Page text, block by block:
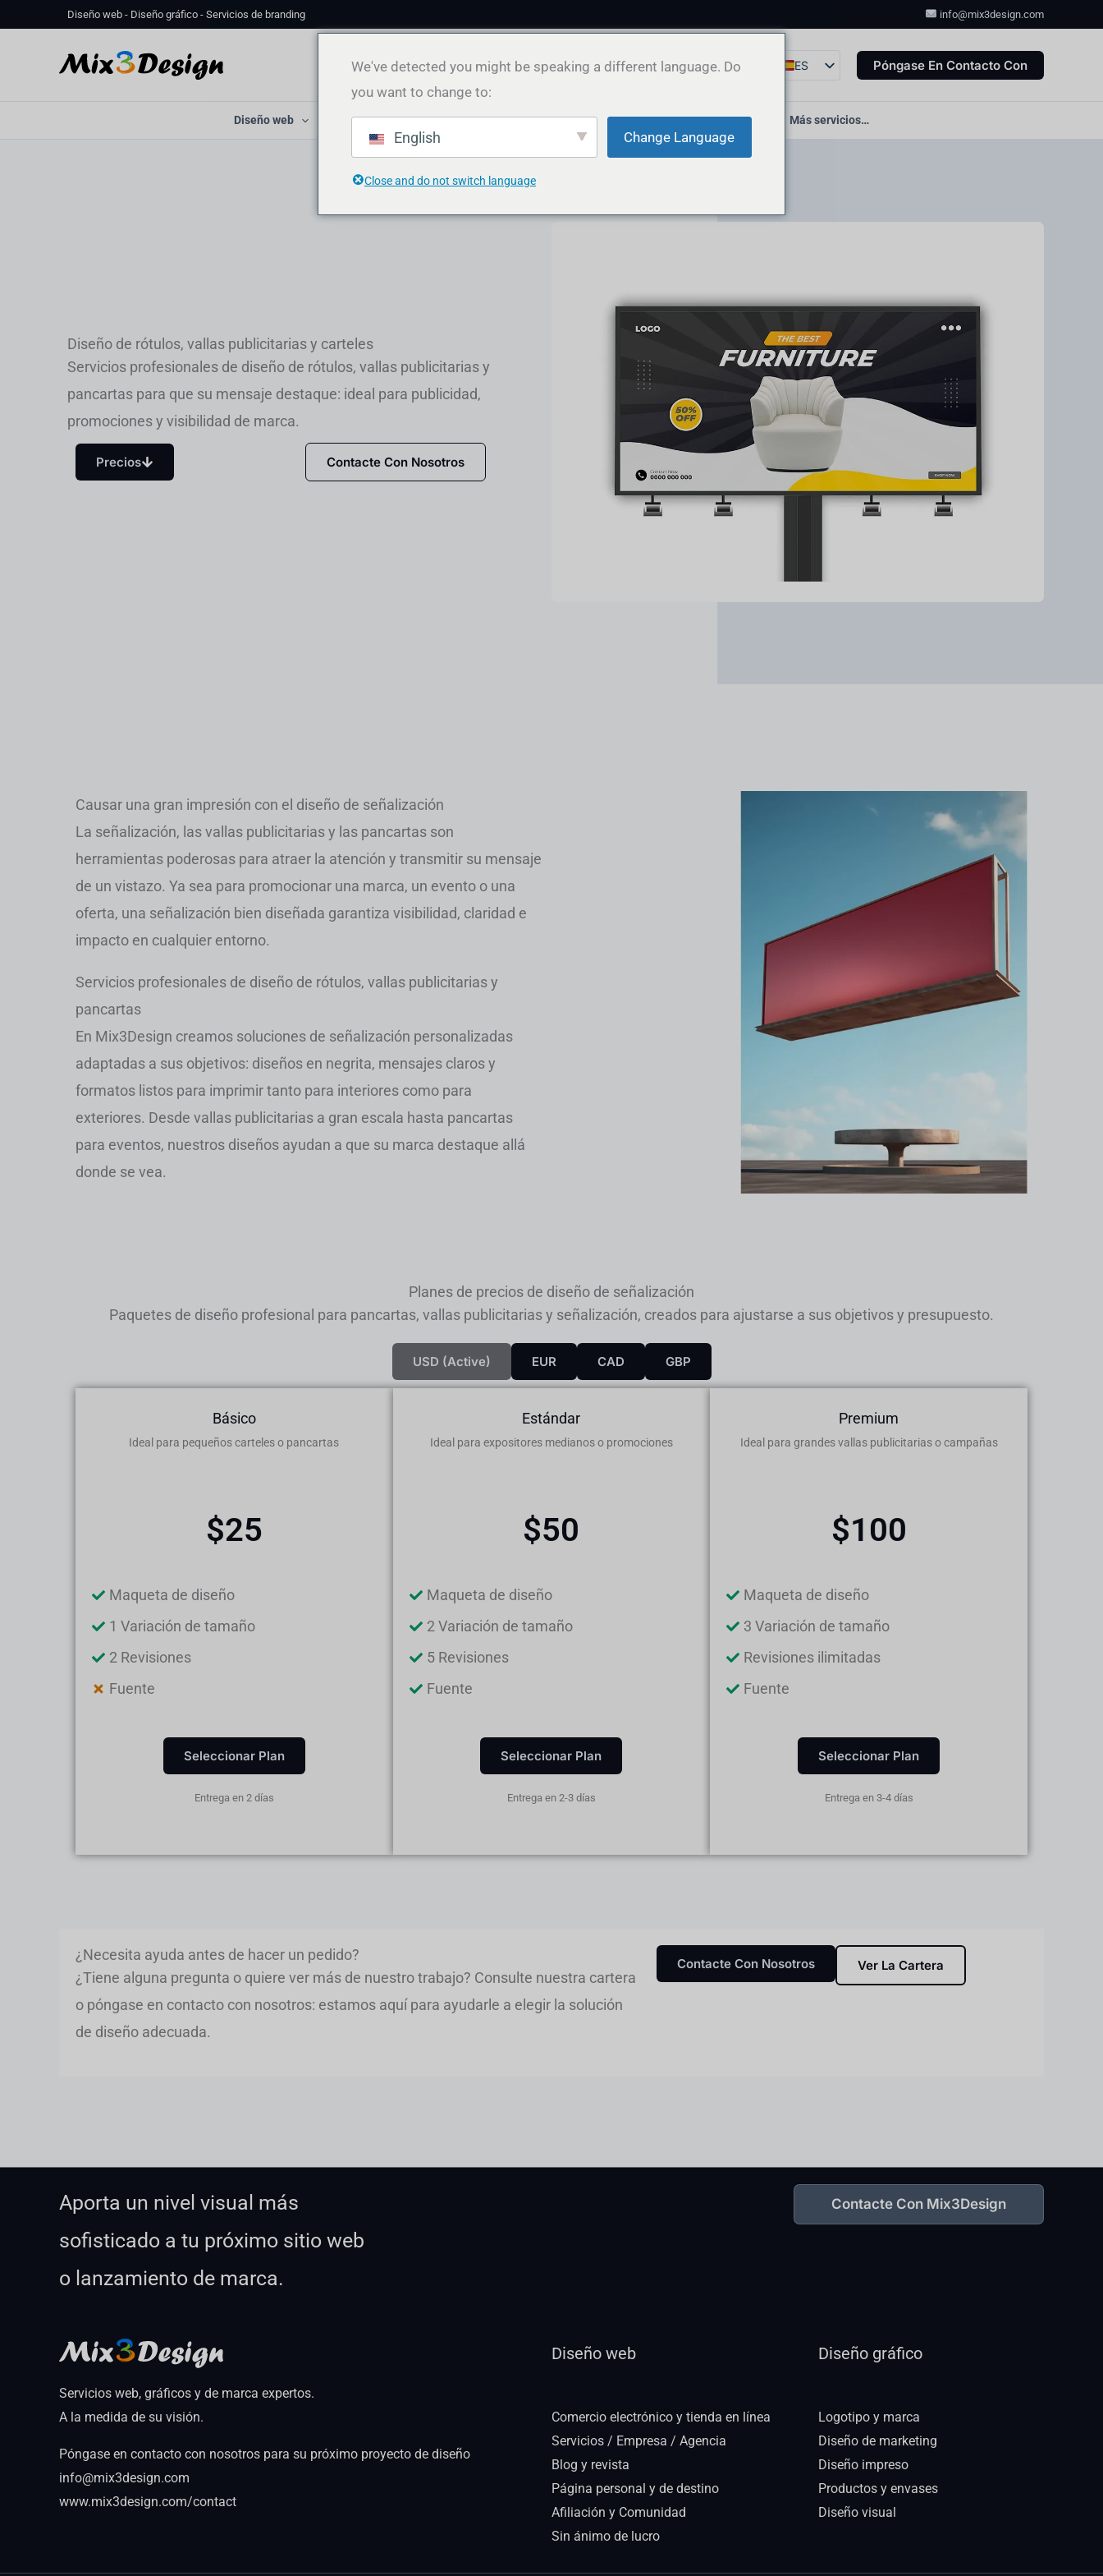
contenido
Diseño web - Diseño gráfico - Servicios de branding info@mix3design.com
a
ES
DE
Póngase En Contacto Con
Diseño web Diseño gráfico Contenido y marketing Cartera Alojamiento web Más servicios…
Diseño de rótulos, vallas publicitarias y carteles
Servicios profesionales de diseño de rótulos, vallas publicitarias y
pancartas para que su mensaje destaque: ideal para publicidad,
promociones y visibilidad de marca.
Precios Contacte Con Nosotros
Causar una gran impresión con el diseño de señalización
La señalización, las vallas publicitarias y las pancartas son
herramientas poderosas para atraer la atención y transmitir su mensaje
de un vistazo. Ya sea para promocionar una marca, un evento o una
oferta, una señalización bien diseñada garantiza visibilidad, claridad e
impacto en cualquier entorno.
Servicios profesionales de diseño de rótulos, vallas publicitarias y
pancartas
En Mix3Design creamos soluciones de señalización personalizadas
adaptadas a sus objetivos: diseños en negrita, mensajes claros y
formatos listos para imprimir tanto para interiores como para
exteriores. Desde vallas publicitarias a gran escala hasta pancartas
para eventos, nuestros diseños ayudan a que su marca destaque allá
donde se vea.
Planes de precios de diseño de señalización
Paquetes de diseño profesional para pancartas, vallas publicitarias y señalización, creados para ajustarse a sus objetivos y presupuesto.
USD (active) EUR CAD GBP
Básico
Ideal para pequeños carteles o pancartas
$25
Maqueta de diseño
1 Variación de tamaño
2 Revisiones
Fuente
Seleccionar Plan
Entrega en 2 días
Estándar
Ideal para expositores medianos o promociones
$50
Maqueta de diseño
2 Variación de tamaño
5 Revisiones
Fuente
Seleccionar Plan
Entrega en 2-3 días
Premium
Ideal para grandes vallas publicitarias o campañas
$100
Maqueta de diseño
3 Variación de tamaño
Revisiones ilimitadas
Fuente
Seleccionar Plan
Entrega en 3-4 días
¿Necesita ayuda antes de hacer un pedido?
¿Tiene alguna pregunta o quiere ver más de nuestro trabajo? Consulte nuestra cartera
o póngase en contacto con nosotros: estamos aquí para ayudarle a elegir la solución
de diseño adecuada.
Contacte Con Nosotros Ver La Cartera
Aporta un nivel visual más
sofisticado a tu próximo sitio web
o lanzamiento de marca.
Contacte Con Mix3Design
Servicios web, gráficos y de marca expertos.
A la medida de su visión.
Póngase en contacto con nosotros para su próximo proyecto de diseño
info@mix3design.com
www.mix3design.com/contact
Diseño web
Comercio electrónico y tienda en línea
Servicios / Empresa / Agencia
Blog y revista
Página personal y de destino
Afiliación y Comunidad
Sin ánimo de lucro
Diseño gráfico
Logotipo y marca
Diseño de marketing
Diseño impreso
Productos y envases
Diseño visual
We've detected you might be speaking a different language. Do
you want to change to:
English Change Language
Close and do not switch language